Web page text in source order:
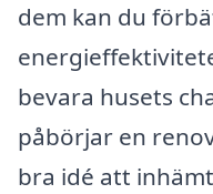
dem kan du
bevara husets
påbörjar en
bra idé att